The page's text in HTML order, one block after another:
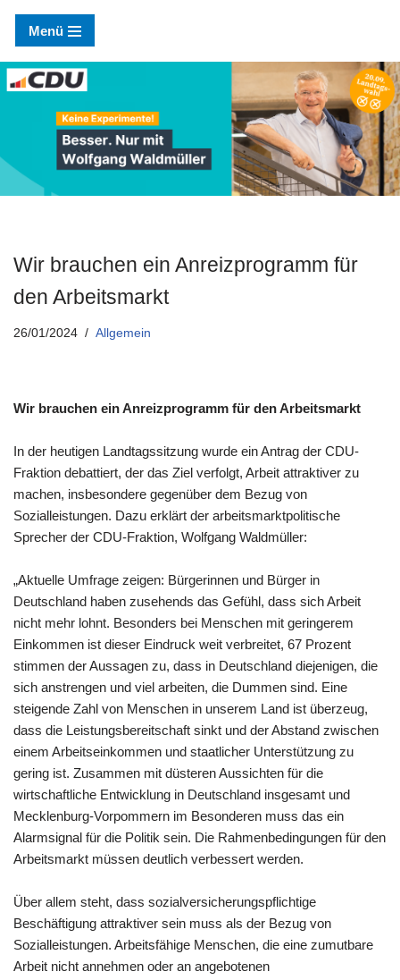
Zum
Inhalt
springen
Menü
Wir brauchen ein Anreizprogramm für
den Arbeitsmarkt
26/01/2024 Allgemein
Wir brauchen ein Anreizprogramm für den Arbeitsmarkt
In der heutigen Landtagssitzung wurde ein Antrag der CDU-
Fraktion debattiert, der das Ziel verfolgt, Arbeit attraktiver zu
machen, insbesondere gegenüber dem Bezug von
Sozialleistungen. Dazu erklärt der arbeitsmarktpolitische
Sprecher der CDU-Fraktion, Wolfgang Waldmüller:
„Aktuelle Umfrage zeigen: Bürgerinnen und Bürger in
Deutschland haben zusehends das Gefühl, dass sich Arbeit
nicht mehr lohnt. Besonders bei Menschen mit geringerem
Einkommen ist dieser Eindruck weit verbreitet, 67 Prozent
stimmen der Aussagen zu, dass in Deutschland diejenigen, die
sich anstrengen und viel arbeiten, die Dummen sind. Eine
steigende Zahl von Menschen in unserem Land ist überzeug,
dass die Leistungsbereitschaft sinkt und der Abstand zwischen
einem Arbeitseinkommen und staatlicher Unterstützung zu
gering ist. Zusammen mit düsteren Aussichten für die
wirtschaftliche Entwicklung in Deutschland insgesamt und
Mecklenburg-Vorpommern im Besonderen muss das ein
Alarmsignal für die Politik sein. Die Rahmenbedingungen für den
Arbeitsmarkt müssen deutlich verbessert werden.
Über allem steht, dass sozialversicherungspflichtige
Beschäftigung attraktiver sein muss als der Bezug von
Sozialleistungen. Arbeitsfähige Menschen, die eine zumutbare
Arbeit nicht annehmen oder an angebotenen